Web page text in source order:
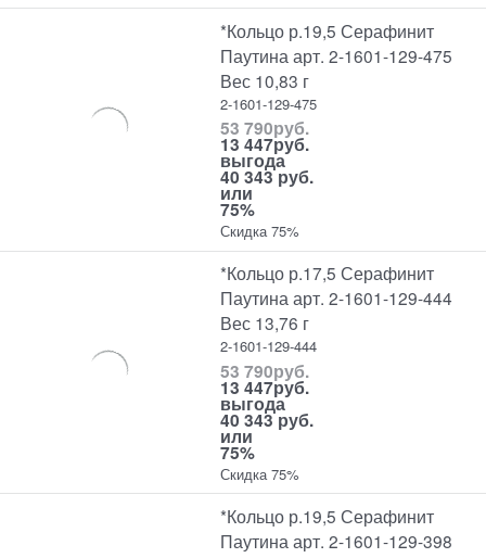
*Кольцо р.19,5 Серафинит
Паутина арт. 2-1601-129-475
Вес 10,83 г
2-1601-129-475
53 790руб.
13 447руб.
выгода
40 343 руб.
или
75%
Скидка 75%
*Кольцо р.17,5 Серафинит
Паутина арт. 2-1601-129-444
Вес 13,76 г
2-1601-129-444
53 790руб.
13 447руб.
выгода
40 343 руб.
или
75%
Скидка 75%
*Кольцо р.19,5 Серафинит
Паутина арт. 2-1601-129-398